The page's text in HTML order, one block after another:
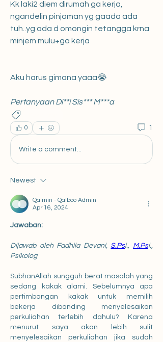
Kk laki2 diem dirumah ga kerja,
ngandelin pinjaman yg gaada ada
tuh..yg ada d omongin tetangga krna
minjem mulu+ga kerja
Aku harus gimana yaaa😭
Pertanyaan Di**i Sis*** M***a
0
1
Write a comment...
Newest
Qalmin - Qalboo Admin
Apr 16, 2024
Jawaban:
Dijawab oleh Fadhila Devani, S.Psi., M.Psi.,
Psikolog
SubhanAllah sungguh berat masalah yang
sedang kakak alami. Sebelumnya apa
pertimbangan kakak untuk memilih
bekerja dibanding menyelesaikan
perkuliahan terlebih dahulu? Karena
menurut saya akan lebih sulit
menyelesaikan perkuliahan jika sudah